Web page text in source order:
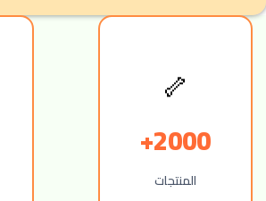
🦴
2000+
المنتجات